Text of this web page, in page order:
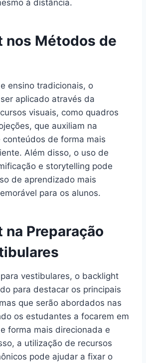
à distância.
nos Métodos de
ensino tradicionais, o
aplicado através da
visuais, como quadros
que auxiliam na
de forma mais
Além disso, o uso de
e storytelling pode
de aprendizado mais
para os alunos.
Preparação
vestibulares, o backlight
para destacar os principais
que serão abordados nas
os estudantes a focarem em
forma mais direcionada e
a utilização de recursos
pode ajudar a fixar o